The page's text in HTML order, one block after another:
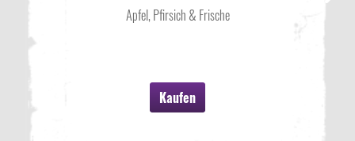
Apfel, Pfirsich & Frische
Kaufen